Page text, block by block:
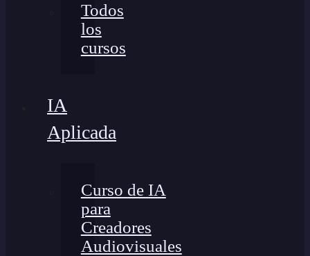
Todos
los
cursos
IA
Aplicada
Curso de IA
para
Creadores
Audiovisuales